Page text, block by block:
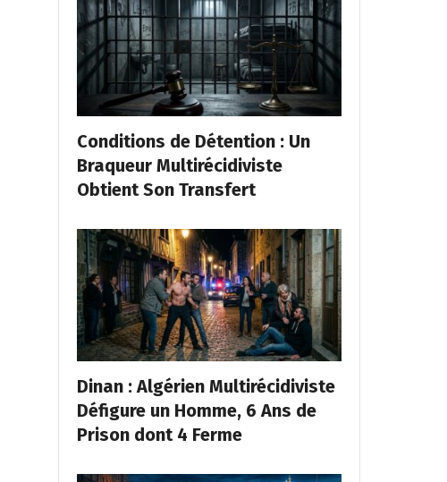
Conditions de Détention : Un
Braqueur Multirécidiviste
Obtient Son Transfert
Dinan : Algérien Multirécidiviste
Défigure un Homme, 6 Ans de
Prison dont 4 Ferme